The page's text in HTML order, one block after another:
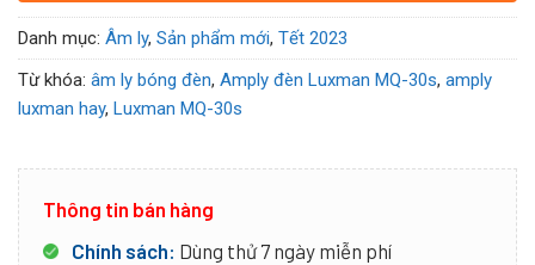
Danh mục: Âm ly, Sản phẩm mới, Tết 2023
Từ khóa: âm ly bóng đèn, Amply đèn Luxman MQ-30s, amply
luxman hay, Luxman MQ-30s
Thông tin bán hàng
Chính sách: Dùng thử 7 ngày miễn phí